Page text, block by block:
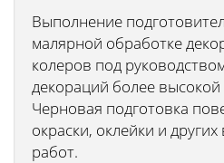
Выполнение
малярной обработке
колеров под
декораций более
Черновая подготовка
окраски, оклейки и
работ.